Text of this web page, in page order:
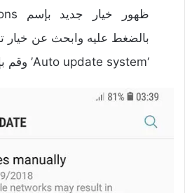
بالضغط عليه وابحث عن خيار
‘Auto update system’ وقم بإلغاء تفعيله.